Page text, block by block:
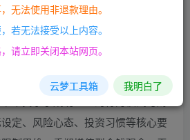
》是一本颠覆传统金钱观念的实用
贫穷思维的本质差异，帮助读者建立
定、风险心态、投资习惯等核心要
无法使用非退款理由。
若无法接受以上内容。
请立即关闭本站网页。
云梦工具箱 我明白了